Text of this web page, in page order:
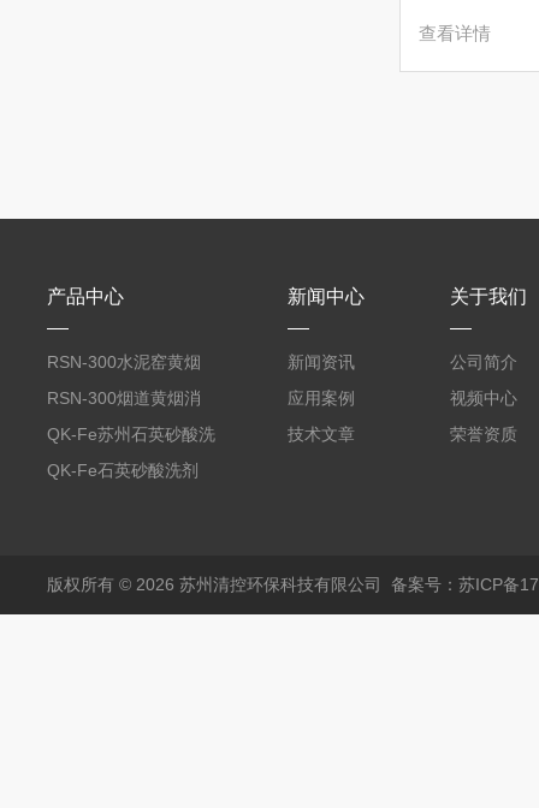
查看详情
产品中心
RSN-300水泥窑黄烟
消除剂
RSN-300烟道黄烟消
除剂销售
QK-Fe苏州石英砂酸洗
剂
QK-Fe石英砂酸洗剂
新闻中心
新闻资讯
应用案例
技术文章
关于我们
公司简介
视频中心
荣誉资质
版权所有 © 2026 苏州清控环保科技有限公司 备案号：苏ICP备